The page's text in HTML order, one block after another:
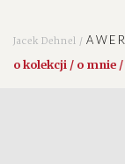
Jacek Dehnel /
o kolekcji / o mnie